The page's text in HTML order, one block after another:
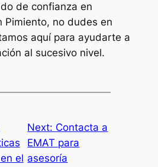
de confianza en
Pimiento, no dudes en
aquí para ayudarte a
al sucesivo nivel.
el
Next: Contacta a
EMAT para
asesoría